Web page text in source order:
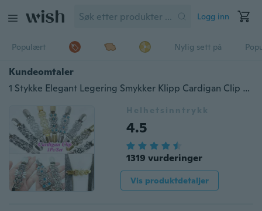
Logg inn
Populært Nylig sett på
Kundeomtaler
1 Stykke Elegant Legering Smykker Klipp Cardigan Clip Genser Krage Clip Sjalklemmer Duck Clips Kjoler Sjal Clip for Women Girls 9 Style
Helhetsinntrykk
4.5
1319 vurderinger
Vis produktdetaljer